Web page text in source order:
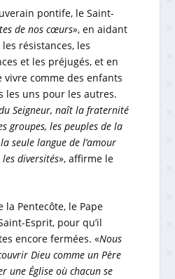
pontife, le Saint-
de nos cœurs», en aidant
résistances, les
et les préjugés, et en
comme des enfants
les uns pour les autres.
Seigneur, naît la fraternité
groupes, les peuples de la
seule langue de l’amour
diversités», affirme le
la Pentecôte, le Pape
Esprit, pour qu’il
encore fermées. «Nous
Dieu comme un Père
une Église où chacun se